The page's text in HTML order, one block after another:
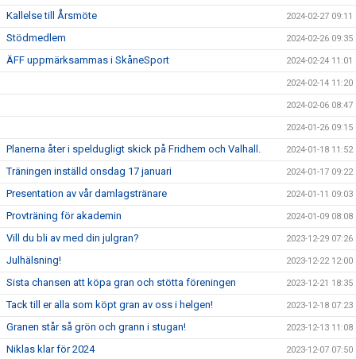
Kallelse till Årsmöte 2024-02-27 09:11
Stödmedlem 2024-02-26 09:35
ÄFF uppmärksammas i SkåneSport 2024-02-24 11:01
2024-02-14 11:20
2024-02-06 08:47
2024-01-26 09:15
Planerna åter i speldugligt skick på Fridhem och Valhall. 2024-01-18 11:52
Träningen inställd onsdag 17 januari 2024-01-17 09:22
Presentation av vår damlagstränare 2024-01-11 09:03
Provträning för akademin 2024-01-09 08:08
Vill du bli av med din julgran? 2023-12-29 07:26
Julhälsning! 2023-12-22 12:00
Sista chansen att köpa gran och stötta föreningen 2023-12-21 18:35
Tack till er alla som köpt gran av oss i helgen! 2023-12-18 07:23
Granen står så grön och grann i stugan! 2023-12-13 11:08
Niklas klar för 2024 2023-12-07 07:50